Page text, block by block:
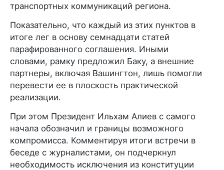
транспортных коммуникаций региона.
Показательно, что каждый из этих пунктов в
итоге лег в основу семнадцати статей
парафированного соглашения. Иными
словами, рамку предложил Баку, а внешние
партнеры, включая Вашингтон, лишь помогли
перевести ее в плоскость практической
реализации.
При этом Президент Ильхам Алиев с самого
начала обозначил и границы возможного
компромисса. Комментируя итоги встречи в
беседе с журналистами, он подчеркнул
необходимость исключения из конституции